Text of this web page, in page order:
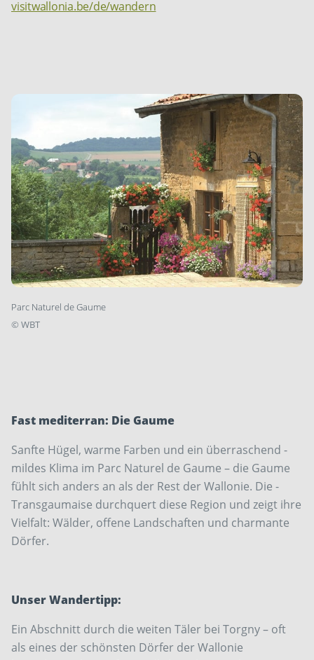
visitwallonia.be/de/wandern
Parc Naturel de Gaume
© WBT
Fast mediterran: Die Gaume
Sanfte Hügel, warme Farben und ein überraschend ­
mildes Klima im Parc Naturel de Gaume – die Gaume
fühlt sich anders an als der Rest der Wallonie. Die ­
Transgaumaise durchquert diese Region und zeigt ihre
Vielfalt: Wälder, offene Landschaften und charmante
Dörfer.
Unser Wandertipp:
Ein Abschnitt durch die weiten Täler bei Torgny – oft
als eines der schönsten Dörfer der Wallonie